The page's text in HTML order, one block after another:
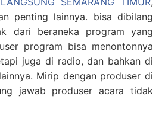
penting lainnya. bisa dibilang
dari beraneka program yang
program bisa menontonnya
juga di radio, dan bahkan di
Mirip dengan produser di
jawab produser acara tidak